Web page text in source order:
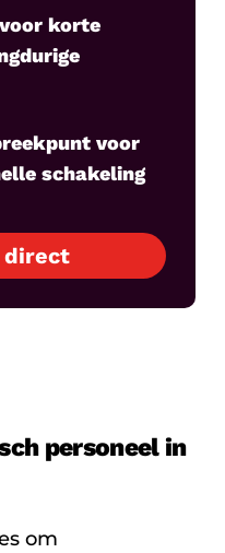
korte
voor
schakeling
direct
personeel in
om